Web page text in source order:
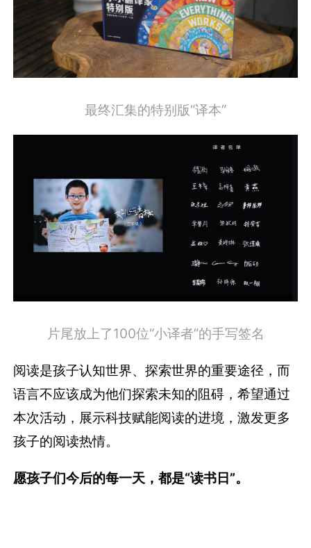
最终汇集的特别版“译本”
片尾放上了100位“小译者”的手写签名
阅读是孩子认知世界、探索世界的重要途径，而
语言不应该成为他们探索未知的阻碍，希望通过
本次活动，展示科技赋能阅读的进境，激发更多
孩子的阅读热情。
愿孩子们今后的每一天，都是“读书日”。